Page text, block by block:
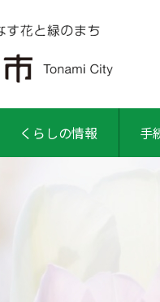
くらしの情報 手